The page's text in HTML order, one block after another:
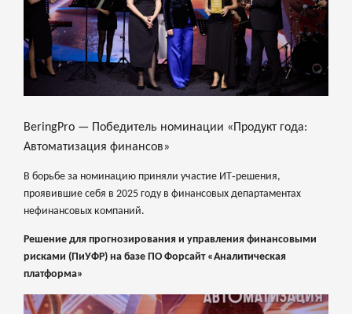
BeringPro — Победитель номинации «Продукт года:
Автоматизация финансов»
В борьбе за номинацию приняли участие ИТ‑решения,
проявившие себя в 2025 году в финансовых департаментах
нефинансовых компаний.
Решение для прогнозирования и управления финансовыми
рисками (ПиУФР) на базе ПО Форсайт «Аналитическая
платформа»